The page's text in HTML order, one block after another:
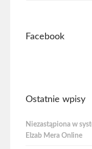
Facebook
Ostatnie wpisy
Niezastąpiona w
Elzab Mera Online